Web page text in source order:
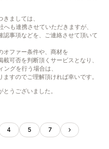
ましては、
も連携させていただきますが、
認事項などを、ご連絡させて頂いて
オファー条件や、商材を
可否を判断頂くサービスとなり、
グを行う場合は、
すのでご理解頂ければ幸いです。
うございました。
4 5 7